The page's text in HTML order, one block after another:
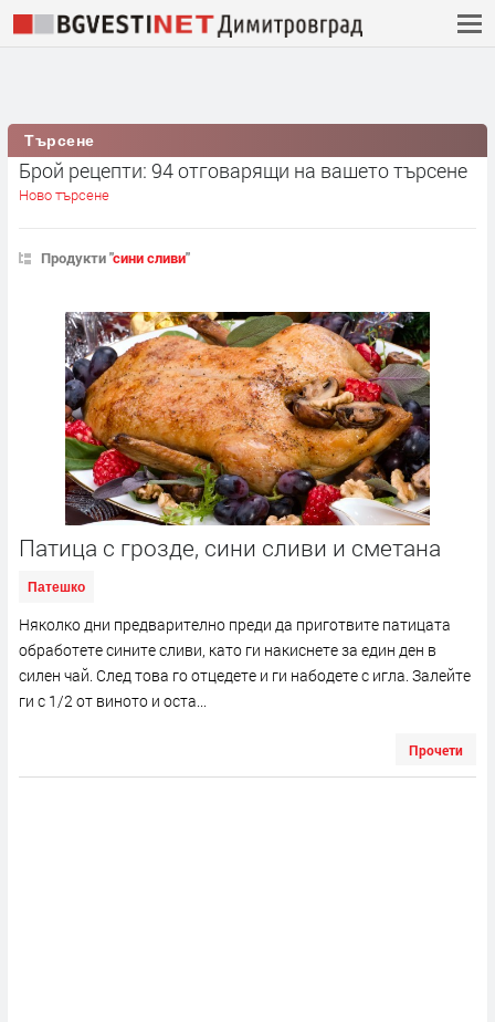
Търсене
Брой рецепти: 94 отговарящи на вашето търсене
Ново търсене
Продукти "сини сливи"
Патица с грозде, сини сливи и сметана
Патешко
Няколко дни предварително преди да приготвите патицата
обработете сините сливи, като ги накиснете за един ден в
силен чай. След това го отцедете и ги набодете с игла. Залейте
ги с 1/2 от виното и оста...
Прочети